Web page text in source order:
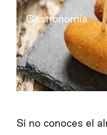
Gastronomía
Si no conoces el